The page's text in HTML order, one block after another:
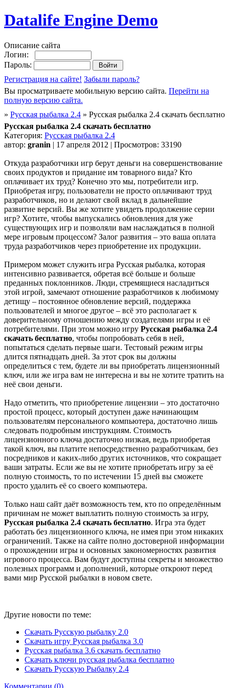
Datalife Engine Demo
Описание сайта
Логин:
Пароль:
Регистрация на сайте! Забыли пароль?
Вы просматриваете мобильную версию сайта. Перейти на
полную версию сайта.
» Русская рыбалка 2.4 » Русская рыбалка 2.4 скачать бесплатно
Русская рыбалка 2.4 скачать бесплатно
Категория: Русская рыбалка 2.4
автор: granin | 17 апреля 2012 | Просмотров: 33190
Откуда разработчики игр берут деньги на совершенствование
своих продуктов и придание им товарного вида? Кто
оплачивает их труд? Конечно это мы, потребители игр.
Приобретая игру, пользователи не просто оплачивают труд
разработчиков, но и делают свой вклад в дальнейшие
развитие версий. Вы же хотите увидеть продолжение серии
игр? Хотите, чтобы выпускались обновления для уже
существующих игр и позволяли вам наслаждаться в полной
мере игровым процессом? Залог развития – это ваша оплата
труда разработчиков через приобретение их продукции.
Примером может служить игра Русская рыбалка, которая
интенсивно развивается, обретая всё больше и больше
преданных поклонников. Люди, стремящиеся насладиться
этой игрой, замечают отношение разработчиков к любимому
детищу – постоянное обновление версий, поддержка
пользователей и многое другое – всё это располагает к
доверительному отношению между создателями игры и её
потребителями. При этом можно игру Русская рыбалка 2.4
скачать бесплатно, чтобы попробовать себя в ней,
попытаться сделать первые шаги. Тестовый режим игры
длится пятнадцать дней. За этот срок вы должны
определиться с тем, будете ли вы приобретать лицензионный
ключ, или же игра вам не интересна и вы не хотите тратить на
неё свои деньги.
Надо отметить, что приобретение лицензии – это достаточно
простой процесс, который доступен даже начинающим
пользователям персонального компьютера, достаточно лишь
следовать подробным инструкциям. Стоимость
лицензионного ключа достаточно низкая, ведь приобретая
такой ключ, вы платите непосредственно разработчикам, без
посредников и каких-либо других источников, что сокращает
ваши затраты. Если же вы не хотите приобретать игру за её
полную стоимость, то по истечении 15 дней вы сможете
просто удалить её со своего компьютера.
Только наш сайт даёт возможность тем, кто по определённым
причинам не может выплатить полную стоимость за игру,
Русская рыбалка 2.4 скачать бесплатно. Игра эта будет
работать без лицензионного ключа, не имея при этом никаких
ограничений. Также на сайте полно достоверной информации
о прохождении игры и основных закономерностях развития
игрового процесса. Вам будут доступны секреты и множество
полезных программ и дополнений, которые откроют перед
вами мир Русской рыбалки в новом свете.
Другие новости по теме:
Скачать Русскую рыбалку 2.0
Скачать игру Русская рыбалка 3.0
Русская рыбалка 3.6 скачать бесплатно
Скачать ключи русская рыбалка бесплатно
Скачать Русскую Рыбалку 2.4
Комментарии (0)